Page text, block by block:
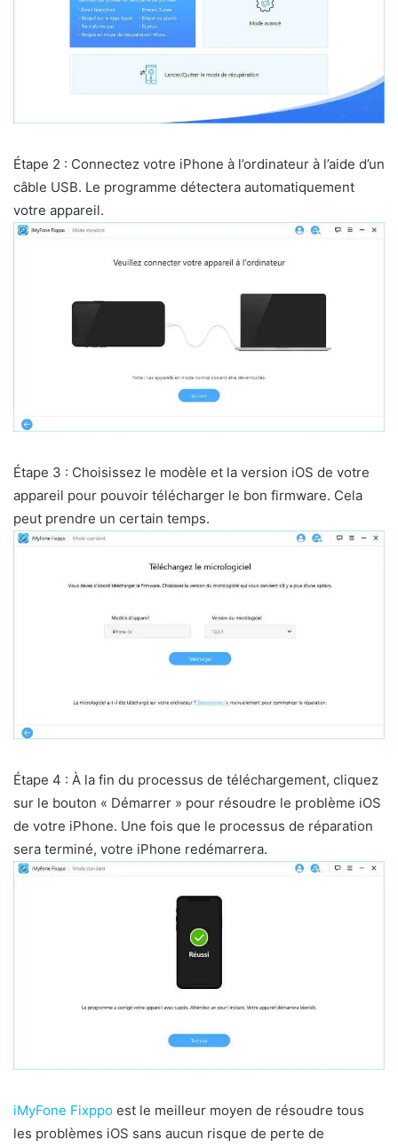
Étape 2 : Connectez votre iPhone à l’ordinateur à l’aide d’un
câble USB. Le programme détectera automatiquement
votre appareil.
Étape 3 : Choisissez le modèle et la version iOS de votre
appareil pour pouvoir télécharger le bon firmware. Cela
peut prendre un certain temps.
Étape 4 : À la fin du processus de téléchargement, cliquez
sur le bouton « Démarrer » pour résoudre le problème iOS
de votre iPhone. Une fois que le processus de réparation
sera terminé, votre iPhone redémarrera.
iMyFone Fixppo est le meilleur moyen de résoudre tous
les problèmes iOS sans aucun risque de perte de